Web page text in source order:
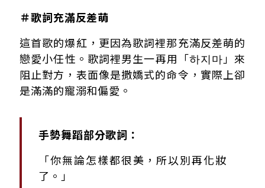
＃歌詞充滿反差萌
這首歌的爆紅，更因為歌詞裡那充滿反差萌的
戀愛小任性。歌詞裡男生一再用「하지마」來
阻止對方，表面像是撒嬌式的命令，實際上卻
是滿滿的寵溺和偏愛。
手勢舞蹈部分歌詞：
「你無論怎樣都很美，所以別再化妝
了。」